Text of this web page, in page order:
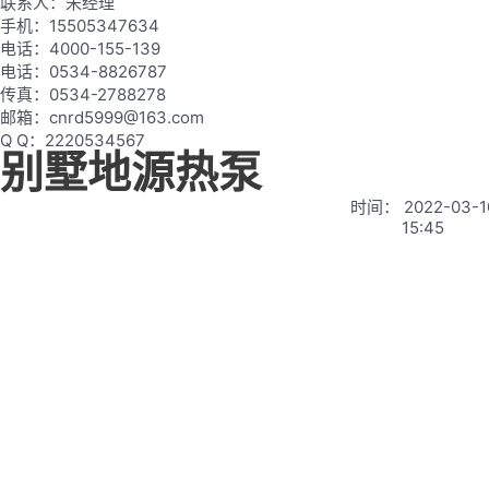
手机：15505347634
电话：4000-155-139
电话：0534-8826787
传真：0534-2788278
邮箱：cnrd5999@163.com
Q Q：2220534567
别墅地源热泵
时间：
2022-03-
15:45